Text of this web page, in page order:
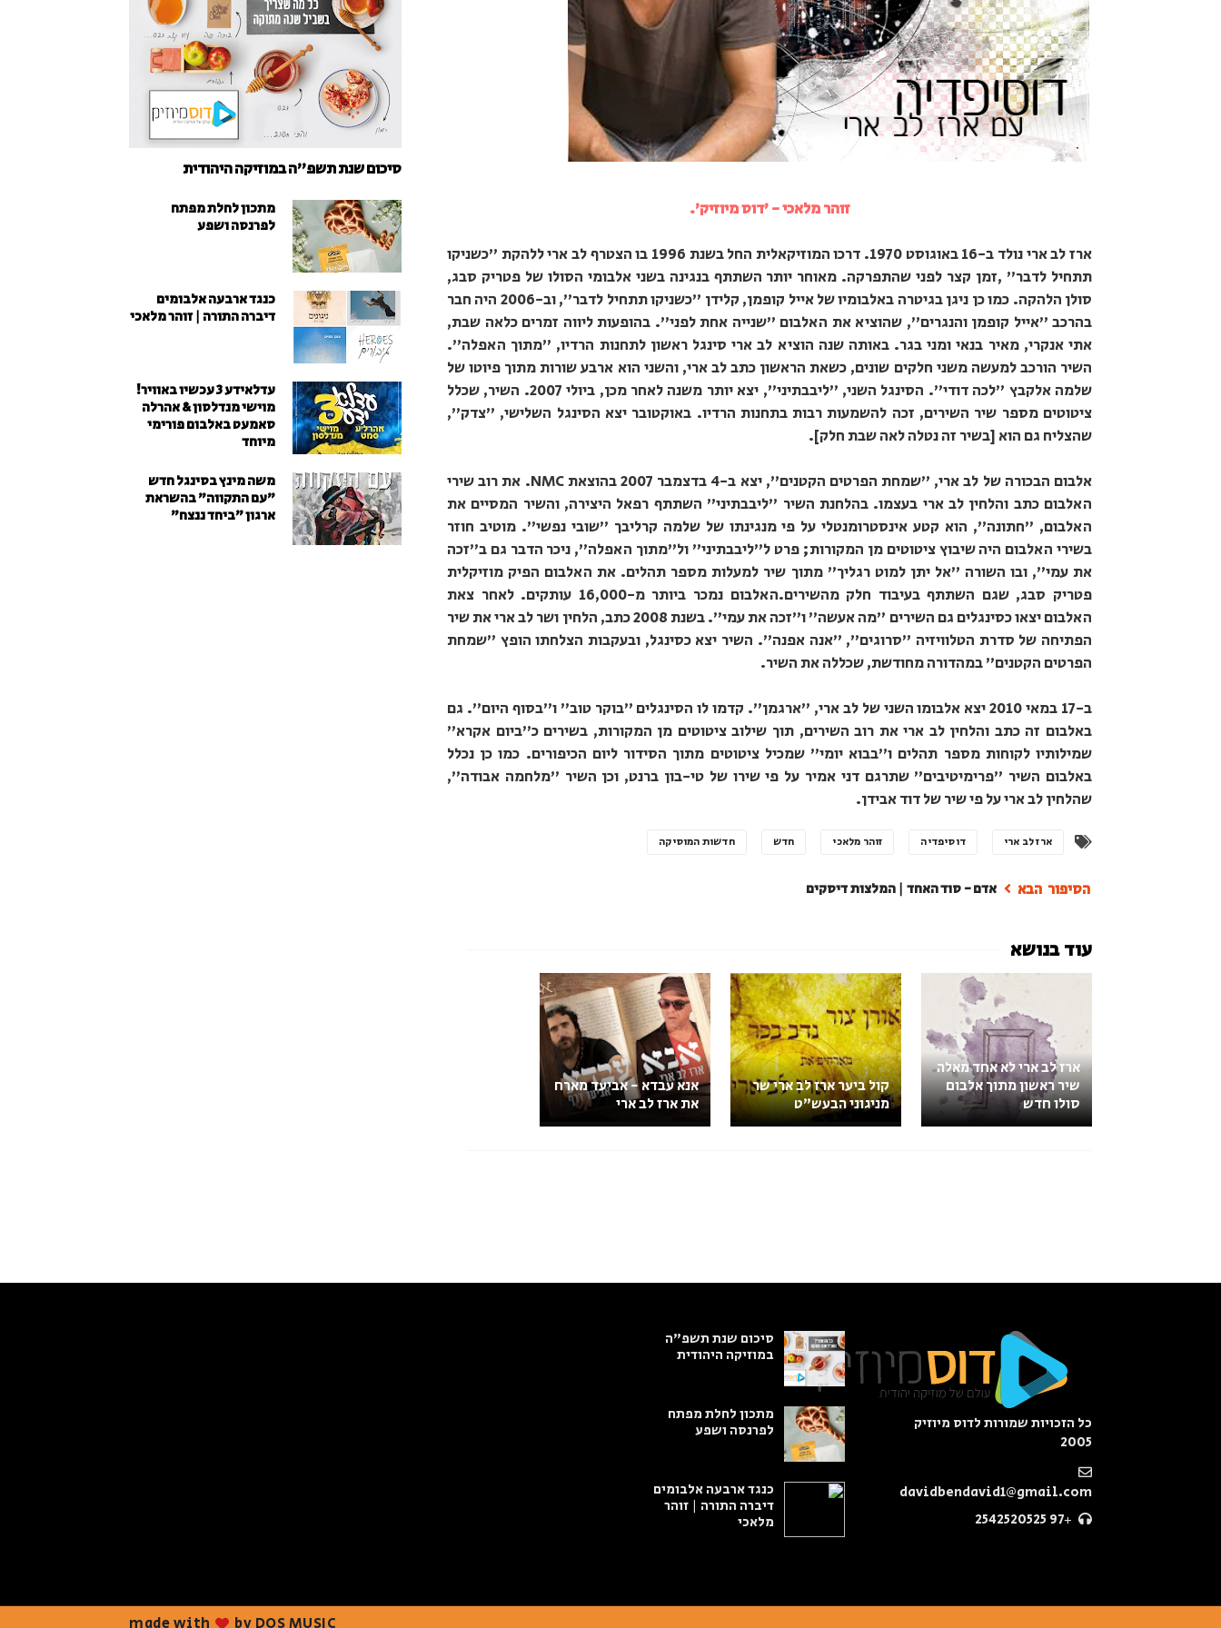
זוהר מלאכי - 'דוס מיוזיק'.
ארז לב ארי נולד ב-16 באוגוסט 1970. דרכו המוזיקאלית החל בשנת 1996 בו הצטרף לב ארי ללהקת "כשניקו
תתחיל לדבר" ,זמן קצר לפני שהתפרקה. מאוחר יותר השתתף בנגינה בשני אלבומי הסולו של פטריק סבג,
סולן הלהקה. כמו כן ניגן בגיטרה באלבומיו של אייל קופמן, קלידן "כשניקו תתחיל לדבר", וב-2006 היה חבר
בהרכב "אייל קופמן והנגרים", שהוציא את האלבום "שנייה אחת לפני". בהופעות ליווה זמרים כלאה שבת,
אתי אנקרי, מאיר בנאי ומני בגר. באותה שנה הוציא לב ארי סינגל ראשון לתחנות הרדיו, "מתוך האפלה".
השיר הורכב למעשה משני חלקים שונים, כשאת הראשון כתב לב ארי, והשני הוא ארבע שורות מתוך פיוטו של
שלמה אלקבץ "לכה דודי". הסינגל השני, "ליבבתיני", יצא יותר משנה לאחר מכן, ביולי 2007. השיר, שכלל
ציטוטים מספר שיר השירים, זכה להשמעות רבות בתחנות הרדיו. באוקטובר יצא הסינגל השלישי, "צדק",
שהצליח גם הוא [בשיר זה נטלה לאה שבת חלק].
אלבום הבכורה של לב ארי, "שמחת הפרטים הקטנים", יצא ב-4 בדצמבר 2007 בהוצאת NMC. את רוב שירי
האלבום כתב והלחין לב ארי בעצמו. בהלחנת השיר "ליבבתיני" השתתף רפאל היצירה, והשיר המסיים את
האלבום, "חתונה", הוא קטע אינסטרומנטלי על פי מנגינתו של שלמה קרליבך "שובי נפשי". מוטיב חוזר
בשירי האלבום היה שיבוץ ציטוטים מן המקורות; פרט ל"ליבבתיני" ול"מתוך האפלה", ניכר הדבר גם ב"זכה
את עמי", ובו השורה "אל יתן למוט רגליך" מתוך שיר למעלות מספר תהלים. את האלבום הפיק מוזיקלית
פטריק סבג, שגם השתתף בעיבוד חלק מהשירים.האלבום נמכר ביותר מ-16,000 עותקים. לאחר צאת
האלבום יצאו כסינגלים גם השירים "מה אעשה" ו"זכה את עמי". בשנת 2008 כתב, הלחין ושר לב ארי את שיר
הפתיחה של סדרת הטלוויזיה "סרוגים", "אנה אפנה". השיר יצא כסינגל, ובעקבות הצלחתו הופץ "שמחת
הפרטים הקטנים" במהדורה מחודשת, שכללה את השיר.
ב-17 במאי 2010 יצא אלבומו השני של לב ארי, "ארגמן". קדמו לו הסינגלים "בוקר טוב" ו"בסוף היום". גם
באלבום זה כתב והלחין לב ארי את רוב השירים, תוך שילוב ציטוטים מן המקורות, בשירים כ"ביום אקרא"
שמילותיו לקוחות מספר תהלים ו"בבוא יומי" שמכיל ציטוטים מתוך הסידור ליום הכיפורים. כמו כן נכלל
באלבום השיר "פרימיטיבים" שתרגם דני אמיר על פי שירו של טי-בון ברנט, וכן השיר "מלחמה אבודה",
שהלחין לב ארי על פי שיר של דוד אבידן.
ארז לב ארי דוסיפדיה זוהר מלאכי חדש חדשות המוסיקה
אדם - סוד האחד | המלצות דיסקים
ארז לב ארי לא אחד מאלה
שיר ראשון מתוך אלבום
סולו חדש
קול ביער ארז לב ארי שר
מניגוני הבעש"ט
אנא עבדא - אביעד מארח
את ארז לב ארי
סיכום שנת תשפ"ה במוזיקה היהודית
מתכון לחלת מפתח
לפרנסה ושפע
כנגד ארבעה אלבומים
דיברה התורה | זוהר מלאכי
עדלאידע 3 עכשיו באוויר!
מוישי מנדלסון & אהרלה
סאמעט באלבום פורימי
מיוחד
משה מינץ בסינגל חדש
״עם התקווה״ בהשראת
ארגון "ביחד ננצח"
כל הזכויות שמורות לדוס מיוזיק
2005
davidbendavid1@gmail.com
+97 2542520525
סיכום שנת תשפ"ה
במוזיקה היהודית
מתכון לחלת מפתח
לפרנסה ושפע
כנגד ארבעה אלבומים
דיברה התורה | זוהר
מלאכי